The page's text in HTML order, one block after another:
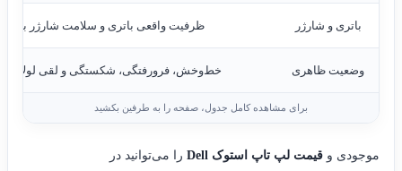
باتری و شارژر ظرفیت واقعی باتری و سلامت شارژر باید
وضعیت ظاهری خط‌وخش، فرورفتگی، شکستگی و لقی لولا
موجودی و قیمت لپ تاپ استوک Dell
را می‌توانید در